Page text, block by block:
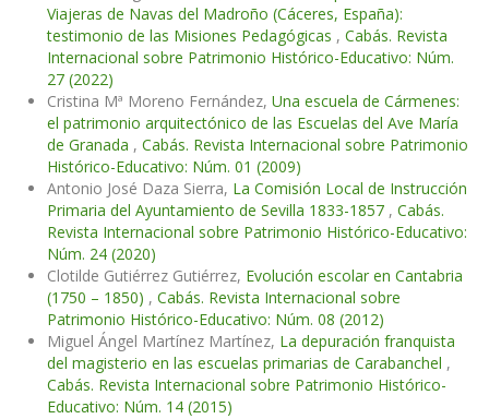
Viajeras de Navas del Madroño (Cáceres, España):
testimonio de las Misiones Pedagógicas , Cabás. Revista
Internacional sobre Patrimonio Histórico-Educativo: Núm.
27 (2022)
Cristina Mª Moreno Fernández, Una escuela de Cármenes:
el patrimonio arquitectónico de las Escuelas del Ave María
de Granada , Cabás. Revista Internacional sobre Patrimonio
Histórico-Educativo: Núm. 01 (2009)
Antonio José Daza Sierra, La Comisión Local de Instrucción
Primaria del Ayuntamiento de Sevilla 1833-1857 , Cabás.
Revista Internacional sobre Patrimonio Histórico-Educativo:
Núm. 24 (2020)
Clotilde Gutiérrez Gutiérrez, Evolución escolar en Cantabria
(1750 – 1850) , Cabás. Revista Internacional sobre
Patrimonio Histórico-Educativo: Núm. 08 (2012)
Miguel Ángel Martínez Martínez, La depuración franquista
del magisterio en las escuelas primarias de Carabanchel ,
Cabás. Revista Internacional sobre Patrimonio Histórico-
Educativo: Núm. 14 (2015)